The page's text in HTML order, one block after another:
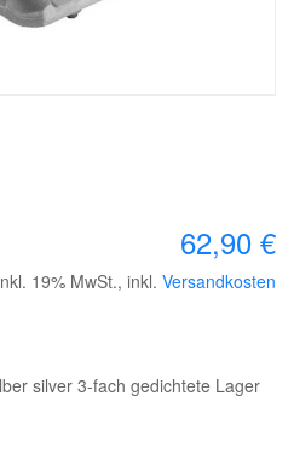
62,90 €
19% MwSt., inkl. Versandkosten
silver 3-fach gedichtete Lager